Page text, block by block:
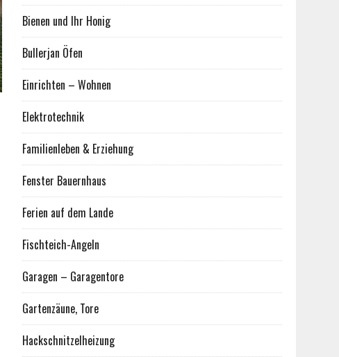
Bienen und Ihr Honig
Bullerjan Öfen
Einrichten – Wohnen
Elektrotechnik
Familienleben & Erziehung
Fenster Bauernhaus
Ferien auf dem Lande
Fischteich-Angeln
Garagen – Garagentore
Gartenzäune, Tore
Hackschnitzelheizung